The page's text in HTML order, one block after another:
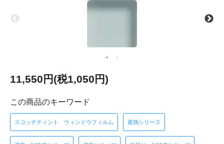
11,550円(税1,050円)
この商品のキーワード
スコッチティント ウィンドウフィルム 遮熱シリーズ